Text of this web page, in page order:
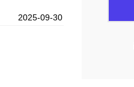
2025-09-30